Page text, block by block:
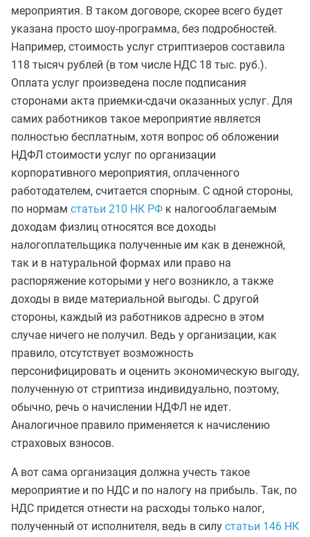
мероприятия. В таком договоре, скорее всего будет
указана просто шоу-программа, без подробностей.
Например, стоимость услуг стриптизеров составила
118 тысяч рублей (в том числе НДС 18 тыс. руб.).
Оплата услуг произведена после подписания
сторонами акта приемки-сдачи оказанных услуг. Для
самих работников такое мероприятие является
полностью бесплатным, хотя вопрос об обложении
НДФЛ стоимости услуг по организации
корпоративного мероприятия, оплаченного
работодателем, считается спорным. С одной стороны,
по нормам статьи 210 НК РФ к налогооблагаемым
доходам физлиц относятся все доходы
налогоплательщика полученные им как в денежной,
так и в натуральной формах или право на
распоряжение которыми у него возникло, а также
доходы в виде материальной выгоды. С другой
стороны, каждый из работников адресно в этом
случае ничего не получил. Ведь у организации, как
правило, отсутствует возможность
персонифицировать и оценить экономическую выгоду,
полученную от стриптиза индивидуально, поэтому,
обычно, речь о начислении НДФЛ не идет.
Аналогичное правило применяется к начислению
страховых взносов.
А вот сама организация должна учесть такое
мероприятие и по НДС и по налогу на прибыль. Так, по
НДС придется отнести на расходы только налог,
полученный от исполнителя, ведь в силу статьи 146 НК